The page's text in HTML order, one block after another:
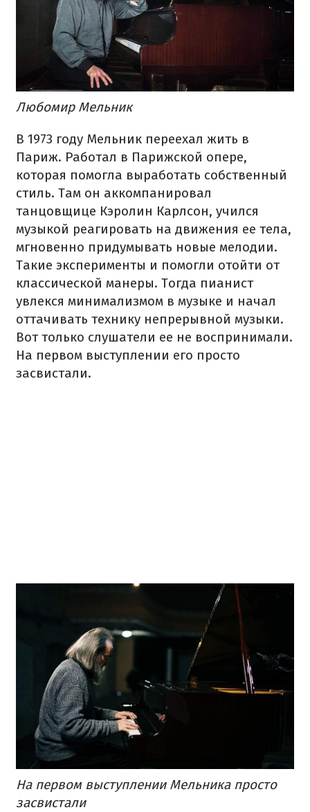
Любомир Мельник
В 1973 году Мельник переехал жить в
Париж. Работал в Парижской опере,
которая помогла выработать собственный
стиль. Там он аккомпанировал
танцовщице Кэролин Карлсон, учился
музыкой реагировать на движения ее тела,
мгновенно придумывать новые мелодии.
Такие эксперименты и помогли отойти от
классической манеры. Тогда пианист
увлекся минимализмом в музыке и начал
оттачивать технику непрерывной музыки.
Вот только слушатели ее не воспринимали.
На первом выступлении его просто
засвистали.
На первом выступлении Мельника просто
засвистали